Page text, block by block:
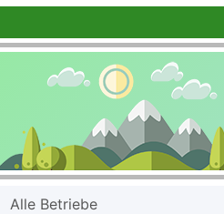
Alle Betriebe